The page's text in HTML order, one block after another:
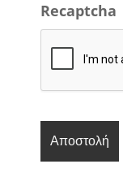
Recaptcha